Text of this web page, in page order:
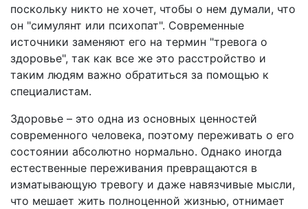
поскольку никто не хочет, чтобы о нем думали, что
он "симулянт или психопат". Современные
источники заменяют его на термин "тревога о
здоровье", так как все же это расстройство и
таким людям важно обратиться за помощью к
специалистам.
Здоровье – это одна из основных ценностей
современного человека, поэтому переживать о его
состоянии абсолютно нормально. Однако иногда
естественные переживания превращаются в
изматывающую тревогу и даже навязчивые мысли,
что мешает жить полноценной жизнью, отнимает